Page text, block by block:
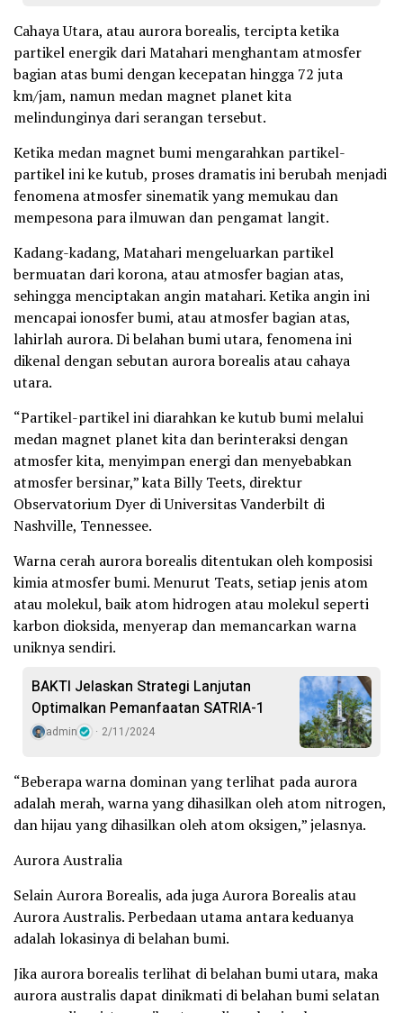
Cahaya Utara, atau aurora borealis, tercipta ketika
partikel energik dari Matahari menghantam atmosfer
bagian atas bumi dengan kecepatan hingga 72 juta
km/jam, namun medan magnet planet kita
melindunginya dari serangan tersebut.
Ketika medan magnet bumi mengarahkan partikel-
partikel ini ke kutub, proses dramatis ini berubah menjadi
fenomena atmosfer sinematik yang memukau dan
mempesona para ilmuwan dan pengamat langit.
Kadang-kadang, Matahari mengeluarkan partikel
bermuatan dari korona, atau atmosfer bagian atas,
sehingga menciptakan angin matahari. Ketika angin ini
mencapai ionosfer bumi, atau atmosfer bagian atas,
lahirlah aurora. Di belahan bumi utara, fenomena ini
dikenal dengan sebutan aurora borealis atau cahaya
utara.
“Partikel-partikel ini diarahkan ke kutub bumi melalui
medan magnet planet kita dan berinteraksi dengan
atmosfer kita, menyimpan energi dan menyebabkan
atmosfer bersinar,” kata Billy Teets, direktur
Observatorium Dyer di Universitas Vanderbilt di
Nashville, Tennessee.
Warna cerah aurora borealis ditentukan oleh komposisi
kimia atmosfer bumi. Menurut Teats, setiap jenis atom
atau molekul, baik atom hidrogen atau molekul seperti
karbon dioksida, menyerap dan memancarkan warna
uniknya sendiri.
BAKTI Jelaskan Strategi Lanjutan
Optimalkan Pemanfaatan SATRIA-1
admin 2/11/2024
“Beberapa warna dominan yang terlihat pada aurora
adalah merah, warna yang dihasilkan oleh atom nitrogen,
dan hijau yang dihasilkan oleh atom oksigen,” jelasnya.
Aurora Australia
Selain Aurora Borealis, ada juga Aurora Borealis atau
Aurora Australis. Perbedaan utama antara keduanya
adalah lokasinya di belahan bumi.
Jika aurora borealis terlihat di belahan bumi utara, maka
aurora australis dapat dinikmati di belahan bumi selatan